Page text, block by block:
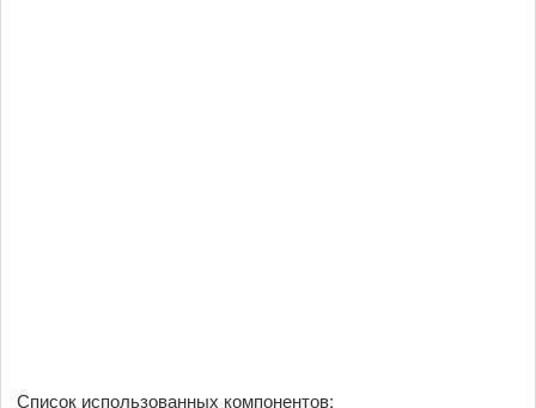
Список использованных компонентов: